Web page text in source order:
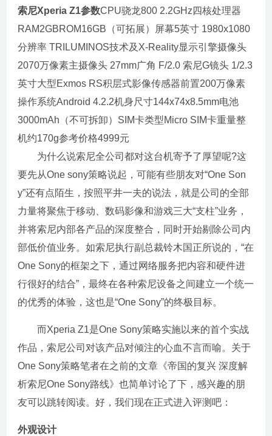
索尼Xperia Z1参数CPU骁龙800 2.2GHz四核处理器
RAM2GBROM16GB（可拓展）屏幕5英寸 1980x1080
分辨率 TRILUMINOS技术及X-Reality显示引擎摄像头
2070万像素主摄像头 27mm广角 F/2.0 索尼G镜头 1/2.3
英寸大型Exmos RS积层式影像传感器前置200万像素
操作系统Android 4.2.2机身尺寸144x74x8.5mm电池
3000mAh（不可拆卸）SIM卡类型Micro SIM卡重量整
机约170g参考价格4999元
为什么说索尼全公司都对这台机寄予了厚望呢?这
要先从One sony策略说起，可能有些朋友对“One Son
y”还有点陌生，按照平井一夫的说法，就是公司的全部
力量将聚焦于移动、数码影像和游戏三大“支柱”业务，
并将索尼内部各产品的深度整合，同时开始剔除公司内
部低价值业务。如索尼执行副总裁铃木国正所说的，“在
One Sony的框架之下，通过网络服务把内容和硬件进
行很好的结合”，最终在各种索尼设备之间建立一个统一
的优秀的体验，这也是“One Sony”的终极目标。
而Xperia Z1是One Sony策略实施以来的首个实战
作品，索尼公司对该产品对倾注的心血不言而喻。关于
One Sony策略笔者在之前的文章《帝国的复兴 深度解
析索尼One Sony路线》也简单讨论了下，感兴趣的朋
友可以跳转阅读。好，我们现在正式进入评测吧：
外观设计